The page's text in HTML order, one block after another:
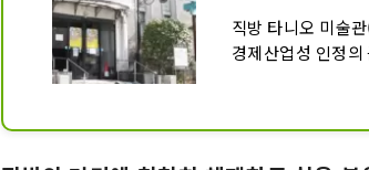
직방 타니오 미술
경제산업성 인정
1998년에 신관을